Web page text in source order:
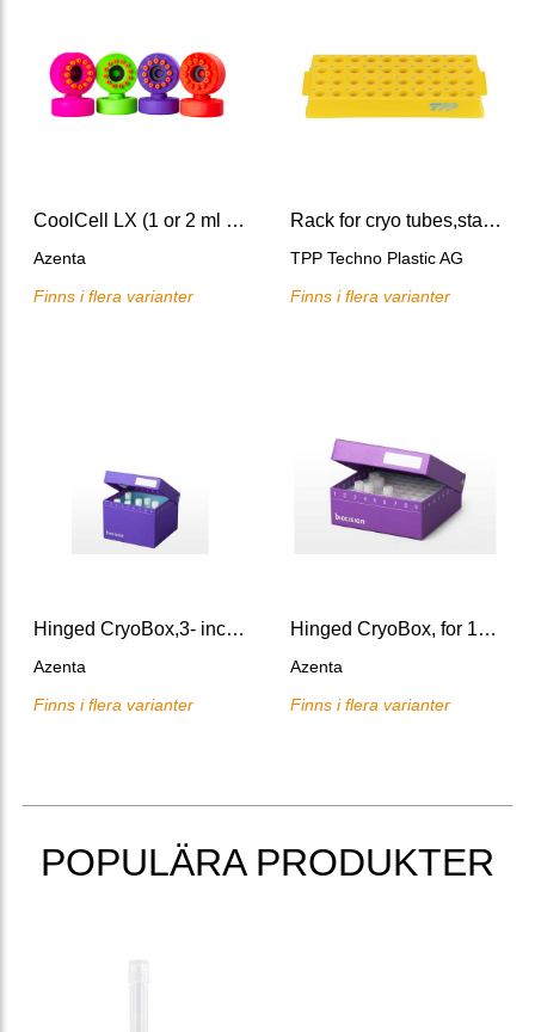
CoolCell LX (1 or 2 ml vials)
Azenta
Finns i flera varianter
Rack for cryo tubes,star-shape
TPP Techno Plastic AG
Finns i flera varianter
Hinged CryoBox,3- inch 81-place grid, purple
Azenta
Finns i flera varianter
Hinged CryoBox, for 1-2 ml vials/tubes
Azenta
Finns i flera varianter
POPULÄRA PRODUKTER